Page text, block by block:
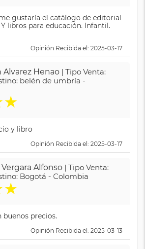
gustaría el catálogo de editorial
libros para educación. Infantil.
Opinión Recibida el: 2025-03-17
Henao | Tipo Venta:
belén de umbría -
★
y libro
Opinión Recibida el: 2025-03-17
Alfonso | Tipo Venta:
Bogotá - Colombia
★
buenos precios.
Opinión Recibida el: 2025-03-13